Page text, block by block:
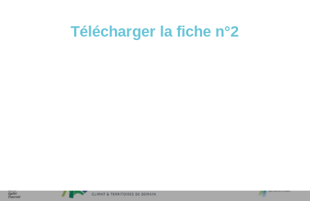
Télécharger la fiche n°2